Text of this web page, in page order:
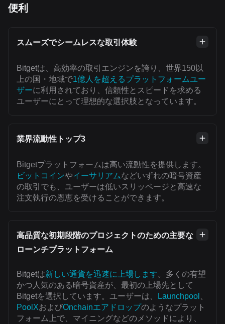
便利
スムーズでシームレスな取引体験
Bitgetは、高効率の取引エンジンを誇り、世界150以
上の国・地域で1億人を超えるプラットフォームユー
ザーに利用されており、信頼性とスピードを求める
ユーザーにとって理想的な選択肢となっています。
業界流動性トップ3
Bitgetプラットフォームは高い流動性を提供します。
ビットコインやイーサリアムなどいずれの暗号資産
の取引でも、ユーザーは低いスリッページと高速な
注文執行の恩恵を受けることができます。
高品質な初期段階のプロジェクトのための主要な
ローンチプラットフォーム
Bitgetは新しい通貨を迅速に上場します。多くの有望
かつ人気のある暗号資産が、最初の上場先として
Bitgetを選択しています。ユーザーは、
Launchpool
PoolXおよびOnchainエアドロップのようなプラット
フォーム上で、マイニングなどのメソッドにより、